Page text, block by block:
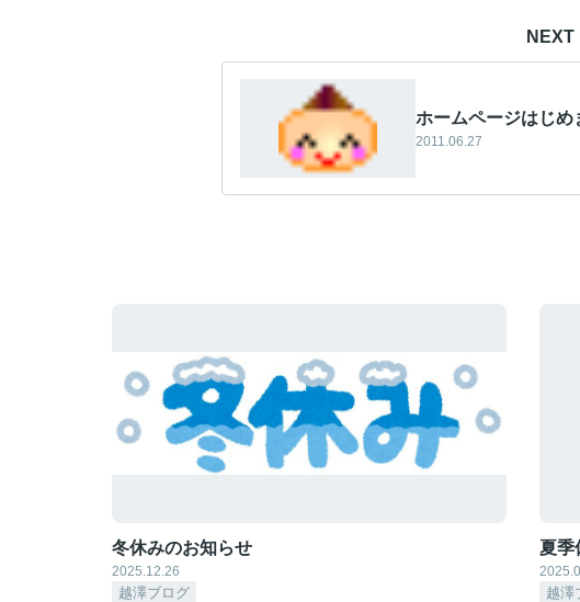
NEXT
ホームページはじめ
2011.06.27
冬休みのお知らせ
2025.12.26
越澤ブログ
夏季
越澤